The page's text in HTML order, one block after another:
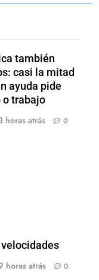
también
casi la mitad
ayuda pide
o trabajo
horas atrás 0
velocidades
horas atrás 0